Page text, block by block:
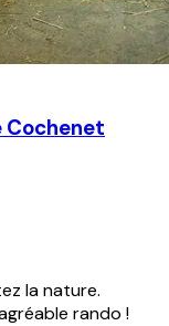
Cochenet
la nature.
rando !